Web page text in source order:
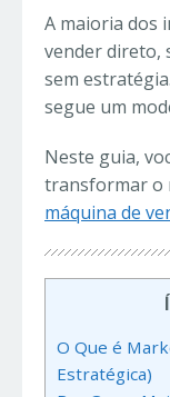
A maioria dos
vender direto,
sem
segue um
Neste guia,
transformar o
máquina de
O Que é
Estratégica)